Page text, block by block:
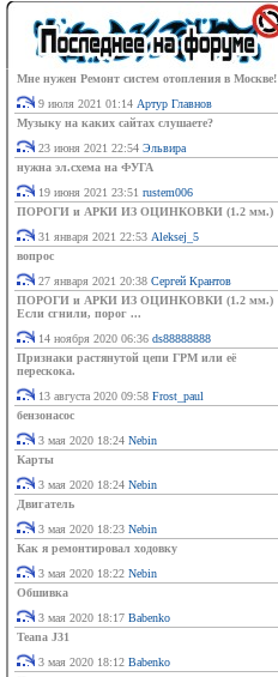
Мне нужен Ремонт систем отопления в Москве!
9 июля 2021 01:14 Артур Главнов
Музыку на каких сайтах слушаете?
23 июня 2021 22:54 Эльвира
нужна эл.схема на ФУГА
19 июня 2021 23:51 rustem006
ПОРОГИ и АРКИ ИЗ ОЦИНКОВКИ (1.2 мм.)
31 января 2021 22:53 Aleksej_5
вопрос
27 января 2021 20:38 Сергей Крантов
ПОРОГИ и АРКИ ИЗ ОЦИНКОВКИ (1.2 мм.)
Если сгнили, порог ...
14 ноября 2020 06:36 ds88888888
Признаки растянутой цепи ГРМ или её
перескока.
13 августа 2020 09:58 Frost_paul
бензонасос
3 мая 2020 18:24 Nebin
Карты
3 мая 2020 18:24 Nebin
Двигатель
3 мая 2020 18:23 Nebin
Как я ремонтировал ходовку
3 мая 2020 18:22 Nebin
Обшивка
3 мая 2020 18:17 Babenko
Teana J31
3 мая 2020 18:12 Babenko